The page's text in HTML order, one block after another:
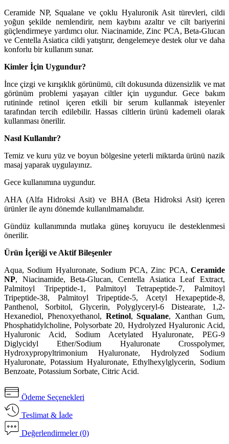
Ceramide NP, Squalane ve çoklu Hyaluronik Asit türevleri, cildi
yoğun şekilde nemlendirir, nem kaybını azaltır ve cilt bariyerini
güçlendirmeye yardımcı olur. Niacinamide, Zinc PCA, Beta-Glucan
ve Centella Asiatica cildi yatıştırır, dengelemeye destek olur ve daha
konforlu bir kullanım sunar.
Kimler İçin Uygundur?
İnce çizgi ve kırışıklık görünümü, cilt dokusunda düzensizlik ve mat
görünüm problemi yaşayan ciltler için uygundur. Gece bakım
rutininde retinol içeren etkili bir serum kullanmak isteyenler
tarafından tercih edilebilir. Hassas ciltlerin ürünü kademeli olarak
kullanması önerilir.
Nasıl Kullanılır?
Temiz ve kuru yüz ve boyun bölgesine yeterli miktarda ürünü nazik
masaj yaparak uygulayınız.
Gece kullanımına uygundur.
AHA (Alfa Hidroksi Asit) ve BHA (Beta Hidroksi Asit) içeren
ürünler ile aynı dönemde kullanılmamalıdır.
Gündüz kullanımında mutlaka güneş koruyucu ile desteklenmesi
önerilir.
Ürün İçeriği ve Aktif Bileşenler
Aqua, Sodium Hyaluronate, Sodium PCA, Zinc PCA, Ceramide
NP, Niacinamide, Beta-Glucan, Centella Asiatica Leaf Extract,
Palmitoyl Tripeptide-1, Palmitoyl Tetrapeptide-7, Palmitoyl
Tripeptide-38, Palmitoyl Tripeptide-5, Acetyl Hexapeptide-8,
Panthenol, Sorbitol, Glycerin, Polyglyceryl-6 Distearate, 1,2-
Hexanediol, Phenoxyethanol, Retinol,Squalane, Xanthan Gum,
Phosphatidylcholine, Polysorbate 20, Hydrolyzed Hyaluronic Acid,
Hyaluronic Acid, Sodium Acetylated Hyaluronate, PEG-9
Diglycidyl Ether/Sodium Hyaluronate Crosspolymer,
Hydroxypropyltrimonium Hyaluronate, Hydrolyzed Sodium
Hyaluronate, Potassium Hyaluronate, Ethylhexylglycerin, Sodium
Benzoate, Potassium Sorbate, Citric Acid.
Ödeme Seçenekleri
Teslimat & İade
Değerlendirmeler (0)